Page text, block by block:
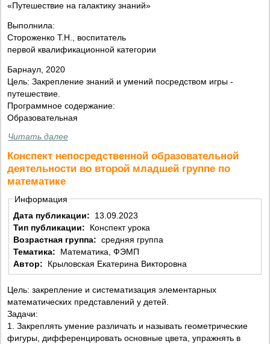
«Путешествие на галактику знаний»
Выполнила:
Стороженко Т.Н., воспитатель
первой квалификационной категории
Барнаул, 2020
Цель: Закрепление знаний и умений посредством игры -
путешествие.
Программное содержание:
Образовательная
Читать далее
Конспект непосредственной образовательной
деятельности во второй младшей группе по
математике
Информация
Дата публикации:
13.09.2023
Тип публикации:
Конспект урока
Возрастная группа: средняя группа
Тематика:
Математика, ФЭМП
Автор:
Крыловская Екатерина Викторовна
Цель: закрепление и систематизация элементарных
математических представлений у детей.
Задачи:
1. Закреплять умение различать и называть геометрические
фигуры, дифференцировать основные цвета, упражнять в